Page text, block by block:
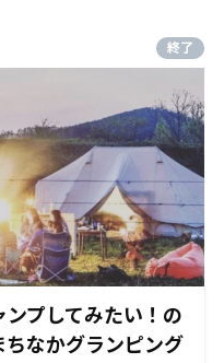
終了
プしてみたい！の
ちなかグランピング